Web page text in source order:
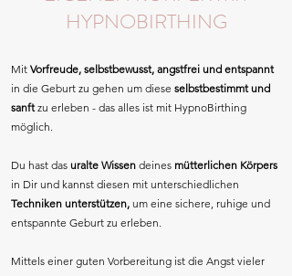
HYPNOBIRTHING
Mit Vorfreude, selbstbewusst, angstfrei und entspannt
in die Geburt zu gehen um diese selbstbestimmt und
sanftzu erleben - das alles ist mit HypnoBirthing
möglich.
Du hast das uralte Wissen deines mütterlichen Körpers
in Dir und kannst diesen mit unterschiedlichen
Techniken unterstützen, um eine sichere, ruhige und
entspannte Geburt zu erleben.
Mittels einer guten Vorbereitung ist die Angst vieler